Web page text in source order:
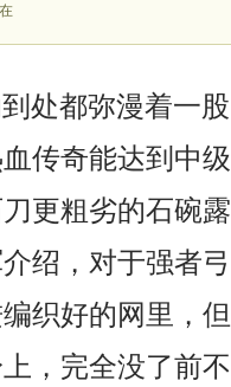
处都弥漫着一
传奇能达到中
更粗劣的石碗
绍，对于强者
织好的网里，
，完全没了前